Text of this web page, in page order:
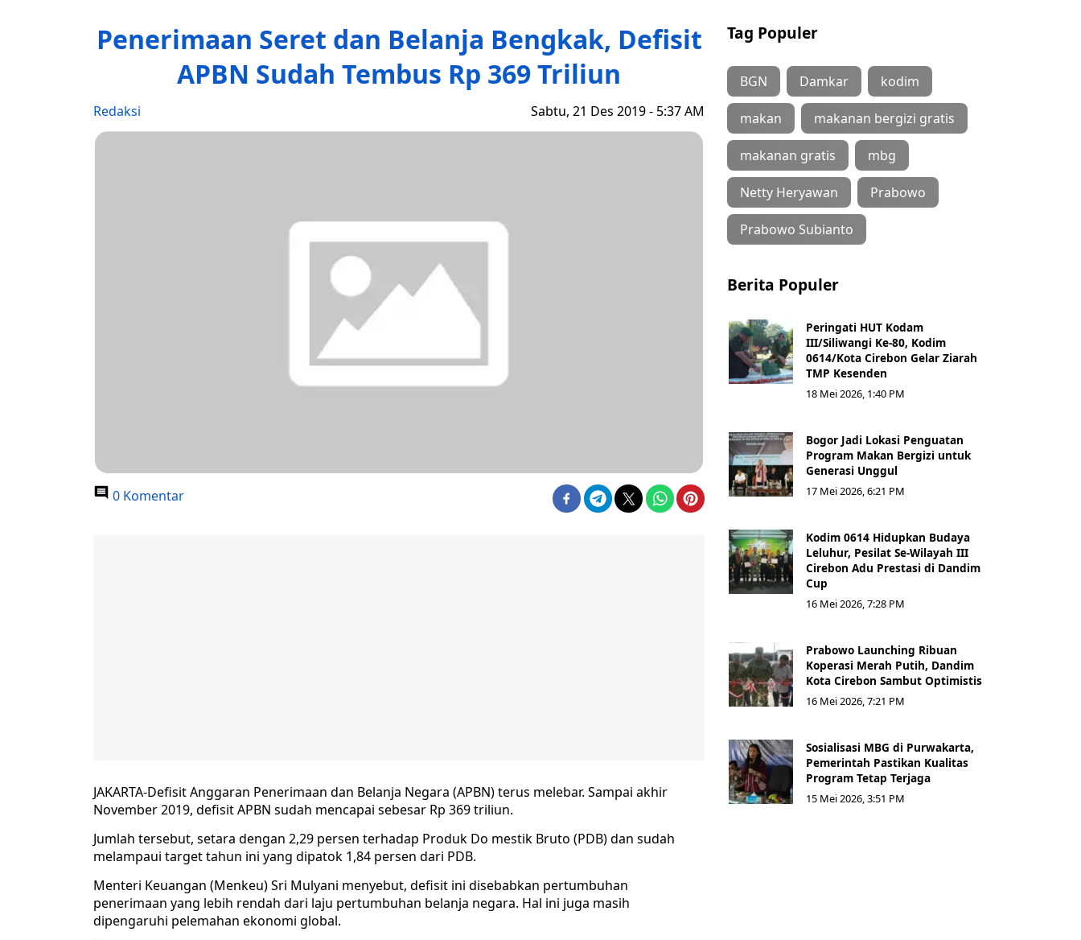
Penerimaan Seret dan Belanja Bengkak, Defisit
APBN Sudah Tembus Rp 369 Triliun
Redaksi Sabtu, 21 Des 2019 - 5:37 AM
0 Komentar
JAKARTA-Defisit Anggaran Penerimaan dan Belanja Negara (APBN) terus melebar. Sampai akhir
November 2019, defisit APBN sudah mencapai sebesar Rp 369 triliun.
Jumlah tersebut, setara dengan 2,29 persen terhadap Produk Do mestik Bruto (PDB) dan sudah
melampaui target tahun ini yang dipatok 1,84 persen dari PDB.
Menteri Keuangan (Menkeu) Sri Mulyani menyebut, defisit ini disebabkan pertumbuhan
penerimaan yang lebih rendah dari laju pertumbuhan belanja negara. Hal ini juga masih
dipengaruhi pelemahan ekonomi global.
Tag Populer
BGN Damkar kodim
makan makanan bergizi gratis
makanan gratis mbg
Netty Heryawan Prabowo
Prabowo Subianto
Berita Populer
Peringati HUT Kodam
III/Siliwangi Ke-80, Kodim
0614/Kota Cirebon Gelar Ziarah
TMP Kesenden
18 Mei 2026, 1:40 PM
Bogor Jadi Lokasi Penguatan
Program Makan Bergizi untuk
Generasi Unggul
17 Mei 2026, 6:21 PM
Kodim 0614 Hidupkan Budaya
Leluhur, Pesilat Se-Wilayah III
Cirebon Adu Prestasi di Dandim
Cup
16 Mei 2026, 7:28 PM
Prabowo Launching Ribuan
Koperasi Merah Putih, Dandim
Kota Cirebon Sambut Optimistis
16 Mei 2026, 7:21 PM
Sosialisasi MBG di Purwakarta,
Pemerintah Pastikan Kualitas
Program Tetap Terjaga
15 Mei 2026, 3:51 PM